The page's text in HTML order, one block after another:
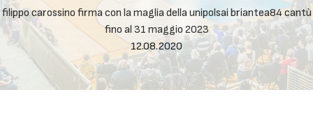
filippo carossino firma con la maglia della unipolsai briantea84 cantù
fino al 31 maggio 2023
12.08.2020